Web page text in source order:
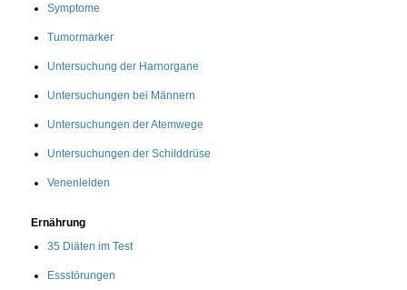
Symptome
Tumormarker
Untersuchung der Harnorgane
Untersuchungen bei Männern
Untersuchungen der Atemwege
Untersuchungen der Schilddrüse
Venenleiden
Ernährung
35 Diäten im Test
Essstörungen